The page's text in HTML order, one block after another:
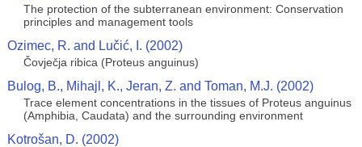
The protection of the subterranean environment: Conservation
principles and management tools
Ozimec, R. and Lučić, I. (2002)
Čovječja ribica (Proteus anguinus)
Bulog, B., Mihajl, K., Jeran, Z. and Toman, M.J. (2002)
Trace element concentrations in the tissues of Proteus anguinus
(Amphibia, Caudata) and the surrounding environment
Kotrošan, D. (2002)